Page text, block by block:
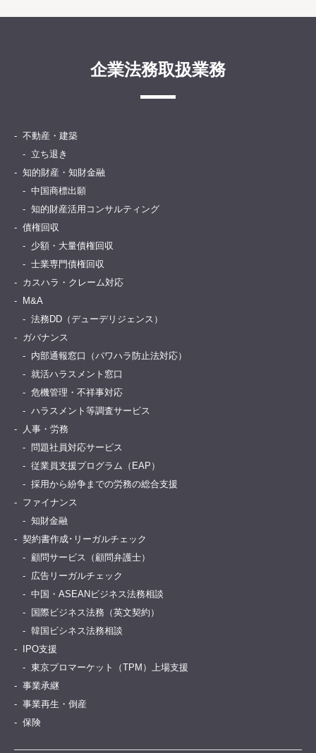
企業法務取扱業務
不動産・建築
立ち退き
知的財産・知財金融
中国商標出願
知的財産活用コンサルティング
債権回収
少額・大量債権回収
士業専門債権回収
カスハラ・クレーム対応
M&A
法務DD（デューデリジェンス）
ガバナンス
内部通報窓口（パワハラ防止法対応）
就活ハラスメント窓口
危機管理・不祥事対応
ハラスメント等調査サービス
人事・労務
問題社員対応サービス
従業員支援プログラム（EAP）
採用から紛争までの労務の総合支援
ファイナンス
知財金融
契約書作成･リーガルチェック
顧問サービス（顧問弁護士）
広告リーガルチェック
中国・ASEANビジネス法務相談
国際ビジネス法務（英文契約）
韓国ビシネス法務相談
IPO支援
東京プロマーケット（TPM）上場支援
事業承継
事業再生・倒産
保険